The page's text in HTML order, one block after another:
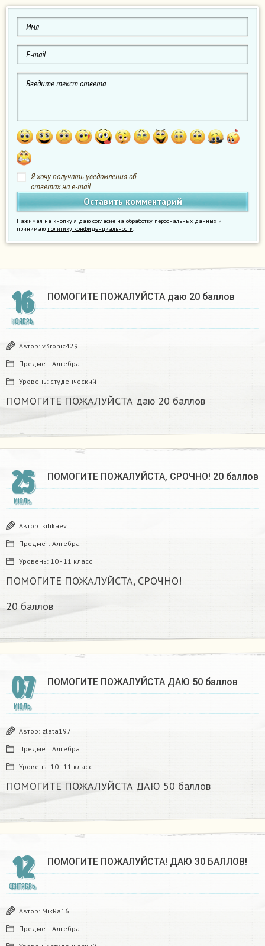
Я хочу получать уведомления об
ответах на e-mail
Нажимая на кнопку я даю согласие на обработку персональных данных и
принимаю политику конфиденциальности.
16
НОЯБРЬ
ПОМОГИТЕ ПОЖАЛУЙСТА даю 20 баллов
Автор: v3ronic429
Предмет: Алгебра
Уровень: студенческий
ПОМОГИТЕ ПОЖАЛУЙСТА даю 20 баллов
25
ИЮЛЬ
ПОМОГИТЕ ПОЖАЛУЙСТА, СРОЧНО! 20 баллов
Автор: kilikaev
Предмет: Алгебра
Уровень: 10 - 11 класс
ПОМОГИТЕ ПОЖАЛУЙСТА, СРОЧНО!
20 баллов
07
ИЮЛЬ
ПОМОГИТЕ ПОЖАЛУЙСТА ДАЮ 50 баллов
Автор: zlata197
Предмет: Алгебра
Уровень: 10 - 11 класс
ПОМОГИТЕ ПОЖАЛУЙСТА ДАЮ 50 баллов
12
СЕНТЯБРЬ
ПОМОГИТЕ ПОЖАЛУЙСТА! ДАЮ 30 БАЛЛОВ!
Автор: MikRa16
Предмет: Алгебра